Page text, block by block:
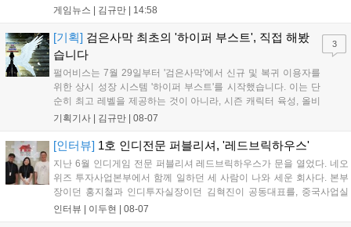
경성 배경의 신작 그날의 신문이 출시되며, 15일부터 17일까지는 국내
은 공식 페이지에서 확인 가능하다....
게임뉴스 | 김규만 | 14:58
[기획] 검은사막 최초의 '하이퍼 부스트', 직접 해봤
습니다
펄어비스는 7월 29일부터 '검은사막'에서 신규 및 복귀 이용자를
위한 상시 성장 시스템 '하이퍼 부스트'를 시작했습니다. 이는 단
순히 최고 레벨을 제공하는 것이 아니라, 시즌 캐릭터 육성, 올비
아 아카데미 수료, 아침의 나라 설화 진행 등 4단계 과정을 통해
용자는 과제를 완수하며 동(V) 투발라 장비와 검은별 무기, 카라
기획기사 | 김규만 | 08-07
3
[인터뷰] 1호 인디전문 퍼블리셔, '레드브릭하우스'
지난 6월 인디게임 전문 퍼블리셔 레드브릭하우스가 문을 열었다. 네오
위즈 투자사업본부에서 함께 일하던 세 사람이 나와 세운 회사다. 본부
장이던 홍지철과 인디투자실장이던 김혁진이 공동대표를, 중국사업실
장이던 이민정이 이사를 맡았다. 출범 한 달여 만에 위메이드맥스의 전
인터뷰 | 이두현 | 08-07